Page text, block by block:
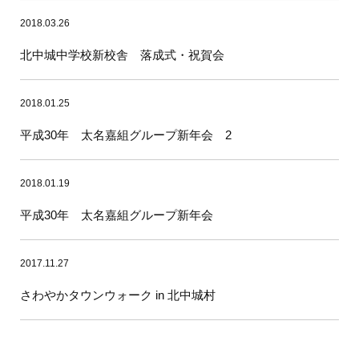
2018.03.26
北中城中学校新校舎 落成式・祝賀会
2018.01.25
平成30年 太名嘉組グループ新年会 2
2018.01.19
平成30年 太名嘉組グループ新年会
2017.11.27
さわやかタウンウォーク in 北中城村